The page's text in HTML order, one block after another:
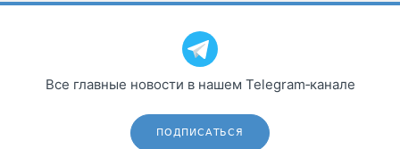
Все главные новости в нашем Telegram‑канале
ПОДПИСАТЬСЯ